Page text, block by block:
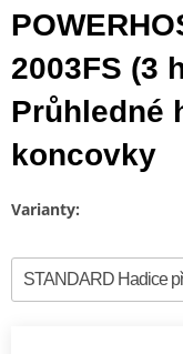
2003FS (3
Průhledné
koncovky
Varianty: